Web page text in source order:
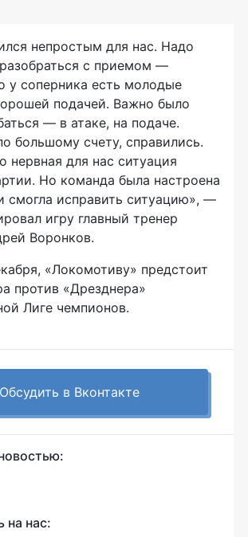
непростым для нас. Надо
с приемом —
у соперника есть молодые
подачей. Важно было
— в атаке, на подаче.
большому счету, справились.
нервная для нас ситуация
Но команда была настроена
смогла исправить ситуацию», —
игру главный тренер
Воронков.
«Локомотиву» предстоит
против «Дрезднера»
Лиге чемпионов.
Обсудить в Вконтакте
на нас: